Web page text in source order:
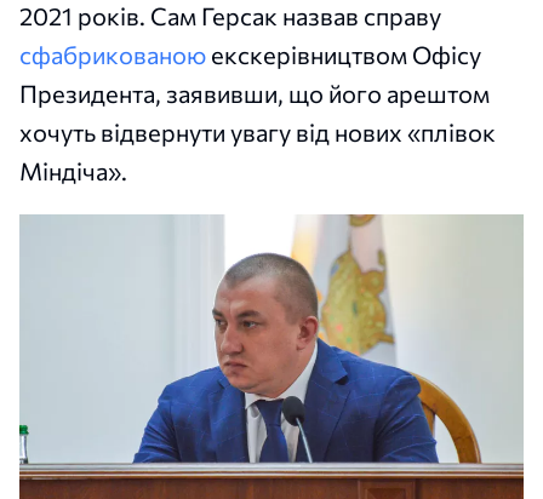
2021 років. Сам Герсак назвав справу
сфабрикованою екскерівництвом Офісу
Президента, заявивши, що його арештом
хочуть відвернути увагу від нових «плівок
Міндіча».